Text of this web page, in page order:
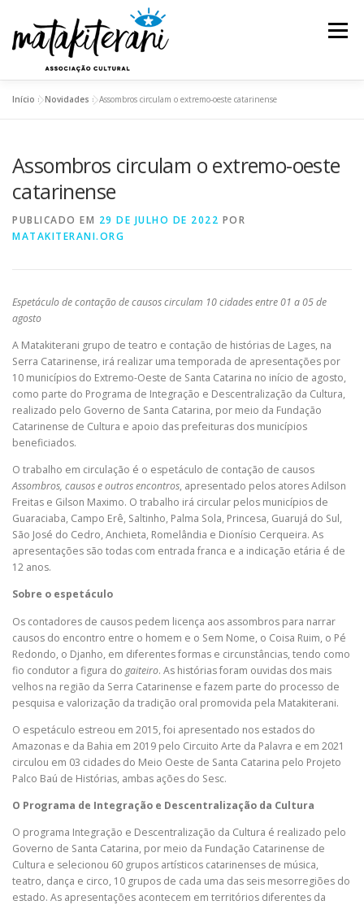
Menu
ESPETÁCULOS REDE DE SABEDORIA
TRANSPARÊNCIA
Início »Novidades »Assombros circulam o extremo-oeste catarinense
Assombros circulam o extremo-oeste
catarinense
PUBLICADO EM 29 DE JULHO DE 2022 POR
MATAKITERANI.ORG
Espetáculo de contação de causos circulam 10 cidades entre 01 a 05 de
agosto
A Matakiterani grupo de teatro e contação de histórias de Lages, na
Serra Catarinense, irá realizar uma temporada de apresentações por
10 municípios do Extremo-Oeste de Santa Catarina no início de agosto,
como parte do Programa de Integração e Descentralização da Cultura,
realizado pelo Governo de Santa Catarina, por meio da Fundação
Catarinense de Cultura e apoio das prefeituras dos municípios
beneficiados.
O trabalho em circulação é o espetáculo de contação de causos
Assombros, causos e outros encontros, apresentado pelos atores Adilson
Freitas e Gilson Maximo. O trabalho irá circular pelos municípios de
Guaraciaba, Campo Erê, Saltinho, Palma Sola, Princesa, Guarujá do Sul,
São José do Cedro, Anchieta, Romelândia e Dionísio Cerqueira. As
apresentações são todas com entrada franca e a indicação etária é de
12 anos.
Sobre o espetáculo
Os contadores de causos pedem licença aos assombros para narrar
causos do encontro entre o homem e o Sem Nome, o Coisa Ruim, o Pé
Redondo, o Djanho, em diferentes formas e circunstâncias, tendo como
fio condutor a figura do gaiteiro. As histórias foram ouvidas dos mais
velhos na região da Serra Catarinense e fazem parte do processo de
pesquisa e valorização da tradição oral promovida pela Matakiterani.
O espetáculo estreou em 2015, foi apresentado nos estados do
Amazonas e da Bahia em 2019 pelo Circuito Arte da Palavra e em 2021
circulou em 03 cidades do Meio Oeste de Santa Catarina pelo Projeto
Palco Baú de Histórias, ambas ações do Sesc.
O Programa de Integração e Descentralização da Cultura
O programa Integração e Descentralização da Cultura é realizado pelo
Governo de Santa Catarina, por meio da Fundação Catarinense de
Cultura e selecionou 60 grupos artísticos catarinenses de música,
teatro, dança e circo, 10 grupos de cada uma das seis mesorregiões do
estado. As apresentações acontecem em territórios diferentes da